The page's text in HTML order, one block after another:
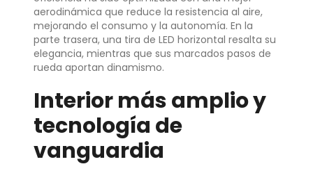
aerodinámica que reduce la resistencia al aire,
mejorando el consumo y la autonomía. En la
parte trasera, una tira de LED horizontal resalta su
elegancia, mientras que sus marcados pasos de
rueda aportan dinamismo.
Interior más amplio y
tecnología de
vanguardia